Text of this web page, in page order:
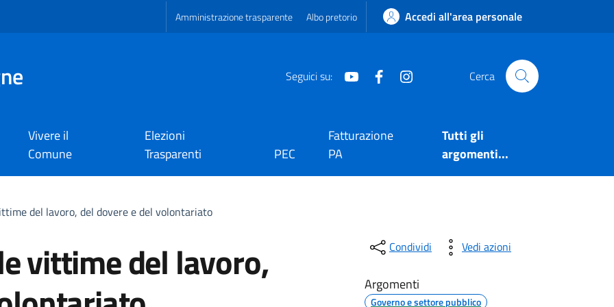
Amministrazione trasparente Albo pretorio Accedi all'area personale
Seguici su: Youtube Facebook Cerca
Vivere il
Comune
Elezioni
Trasparenti
PEC
Fatturazione
PA
Tutti gli
argomenti...
del lavoro, del dovere e del volontariato
vittime del lavoro,
Condividi Vedi azioni
Argomenti
Governo e settore pubblico